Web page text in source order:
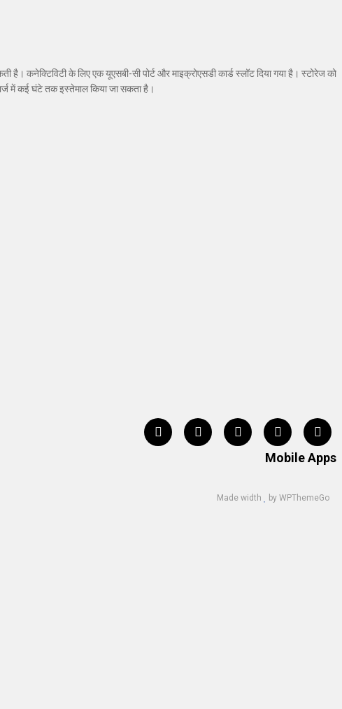
कनेक्टिविटी के लिए एक यूएसबी-सी पोर्ट और माइक्रोएसडी कार्ड स्लॉट दिया गया है। स्टोरेज को
में कई घंटे तक इस्तेमाल किया जा सकता है।
Mobile Apps
Made width
by WPThemeGo